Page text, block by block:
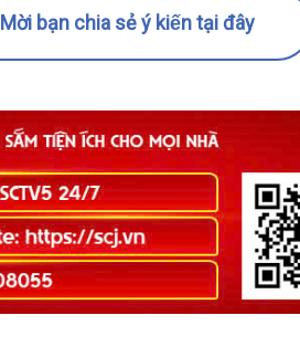
Mời bạn chia sẻ ý kiến tại đây